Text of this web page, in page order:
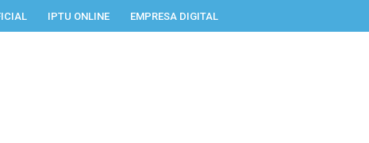
IPTU ONLINE EMPRESA DIGITAL